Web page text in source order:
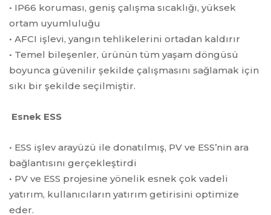
• IP66 koruması, geniş çalışma sıcaklığı, yüksek
ortam uyumluluğu
• AFCI işlevi, yangın tehlikelerini ortadan kaldırır
• Temel bileşenler, ürünün tüm yaşam döngüsü
boyunca güvenilir şekilde çalışmasını sağlamak için
sıkı bir şekilde seçilmiştir.
Esnek ESS
• ESS işlev arayüzü ile donatılmış, PV ve ESS’nin ara
bağlantısını gerçekleştirdi
• PV ve ESS projesine yönelik esnek çok vadeli
yatırım, kullanıcıların yatırım getirisini optimize
eder.